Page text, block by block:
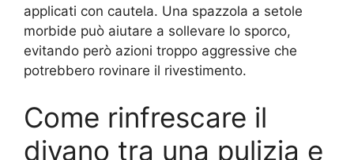
applicati con cautela. Una spazzola a setole
morbide può aiutare a sollevare lo sporco,
evitando però azioni troppo aggressive che
potrebbero rovinare il rivestimento.
Come rinfrescare il
divano tra una pulizia e